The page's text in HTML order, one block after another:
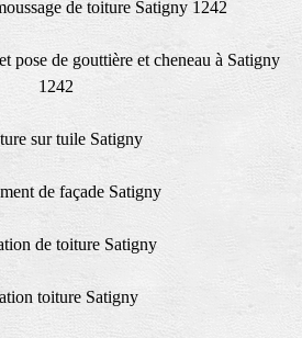
de toiture Satigny 1242
pose de gouttière et cheneau à Satigny
1242
sur tuile Satigny
de façade Satigny
de toiture Satigny
toiture Satigny